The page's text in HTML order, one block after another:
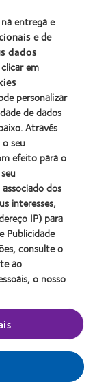
entrega e
e de
dados
em
personalizar
de dados
Através
o seu
efeito para o
dos
interesses,
IP) para
Publicidade
consulte o
ao
o nosso